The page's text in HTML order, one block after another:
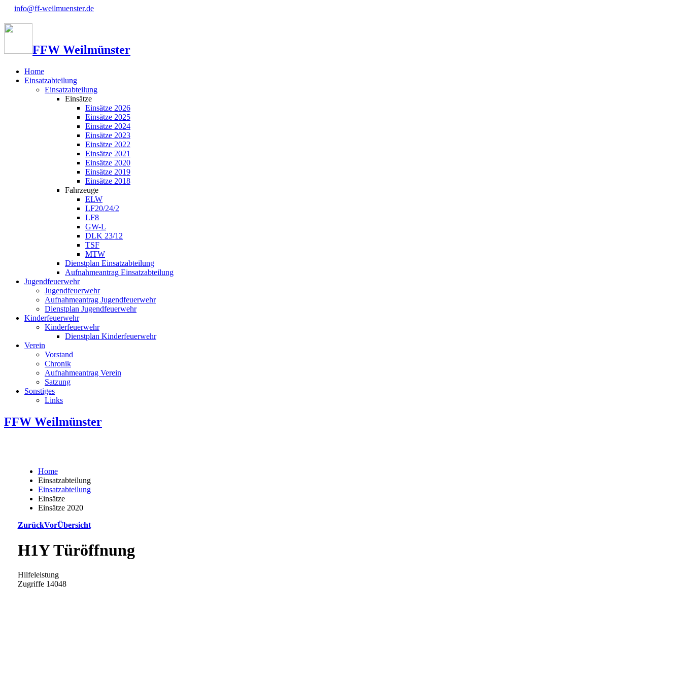
info@ff-weilmuenster.de
FFW Weilmünster
Home
Einsatzabteilung
Einsatzabteilung
Einsätze
Einsätze 2026
Einsätze 2025
Einsätze 2024
Einsätze 2023
Einsätze 2022
Einsätze 2021
Einsätze 2020
Einsätze 2019
Einsätze 2018
Fahrzeuge
ELW
LF20/24/2
LF8
GW-L
DLK 23/12
TSF
MTW
Dienstplan Einsatzabteilung
Aufnahmeantrag Einsatzabteilung
Jugendfeuerwehr
Jugendfeuerwehr
Aufnahmeantrag Jugendfeuerwehr
Dienstplan Jugendfeuerwehr
Kinderfeuerwehr
Kinderfeuerwehr
Dienstplan Kinderfeuerwehr
Verein
Vorstand
Chronik
Aufnahmeantrag Verein
Satzung
Sonstiges
Links
FFW Weilmünster
Home
Einsatzabteilung
Einsatzabteilung
Einsätze
Einsätze 2020
ZurückVorÜbersicht
H1Y Türöffnung
Hilfeleistung
Zugriffe 14048